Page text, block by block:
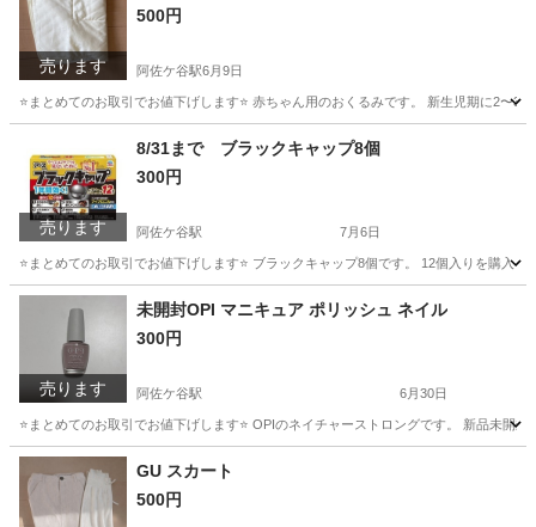
売ります
500円
阿佐ケ谷駅6月9日
⭐️まとめてのお取引でお値下げします⭐️ 赤ちゃん用のおくるみです。 新生児期に2〜
阿佐ケ谷駅 ベビー用品 おくるみ
売ります
8/31まで ブラックキャップ8個
300円
阿佐ケ谷駅 7月6日
⭐️まとめてのお取引でお値下げします⭐️ ブラックキャップ8個です。 12個入りを購入
東京 杉並区 阿佐ケ谷駅 家庭用品 阿佐ヶ谷駅
売ります
未開封OPI マニキュア ポリッシュ ネイル
300円
阿佐ケ谷駅 6月30日
⭐️まとめてのお取引でお値下げします⭐️ OPIのネイチャーストロングです。 新品未開
東京 杉並区 阿佐ケ谷駅
GU スカート
500円